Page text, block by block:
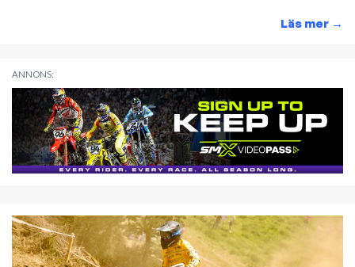
Läs mer →
ANNONS: